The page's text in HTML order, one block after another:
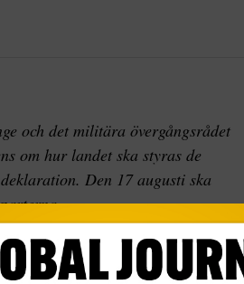
och det militära övergångsrådet
om hur landet ska styras de
Den 17 augusti ska
deklarationen av det
Hamdan Dagalo, även känd som